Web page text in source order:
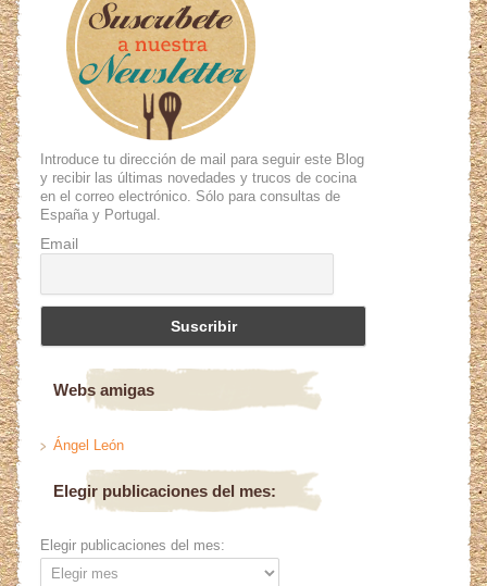
Introduce tu dirección de mail para seguir este Blog
y recibir las últimas novedades y trucos de cocina
en el correo electrónico. Sólo para consultas de
España y Portugal.
Email
Webs amigas
Ángel León
Elegir publicaciones del mes:
Elegir publicaciones del mes: